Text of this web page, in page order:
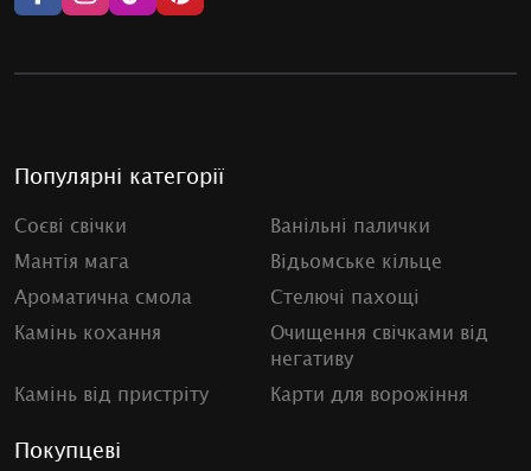
Популярні категорії
Соєві свічки
Ванільні палички
Мантія мага
Відьомське кільце
Ароматична смола
Стелючі пахощі
Камінь кохання
Очищення свічками від
негативу
Камінь від пристріту
Карти для ворожіння
Покупцеві